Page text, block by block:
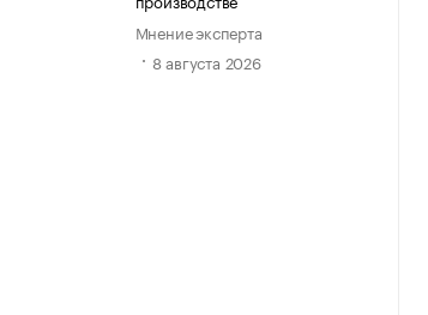
Мнение эксперта
8 августа 2026